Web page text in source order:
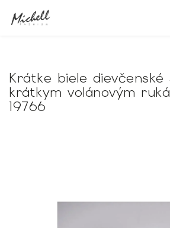
Krátke biele dievčenské
krátkym volánovým
19766